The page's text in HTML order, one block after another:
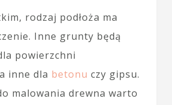
rodzaj podłoża ma
Inne grunty będą
powierzchni
inne dla betonu czy gipsu.
malowania drewna warto